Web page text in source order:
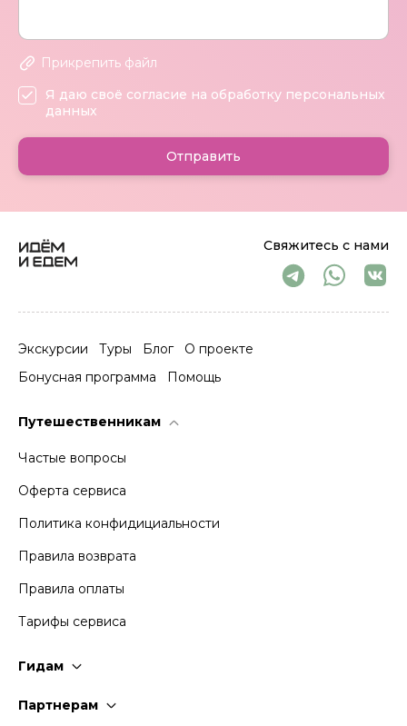
Свяжитесь с нами
Экскурсии Туры Блог
О проекте
Бонусная программа
Помощь
Путешественникам
Частые вопросы
Оферта сервиса
Политика конфидициальности
Правила возврата
Правила оплаты
Тарифы сервиса
Гидам
Партнерам
Прикрепить файл
Я даю своё согласие на обработку персональных
данных
Отправить